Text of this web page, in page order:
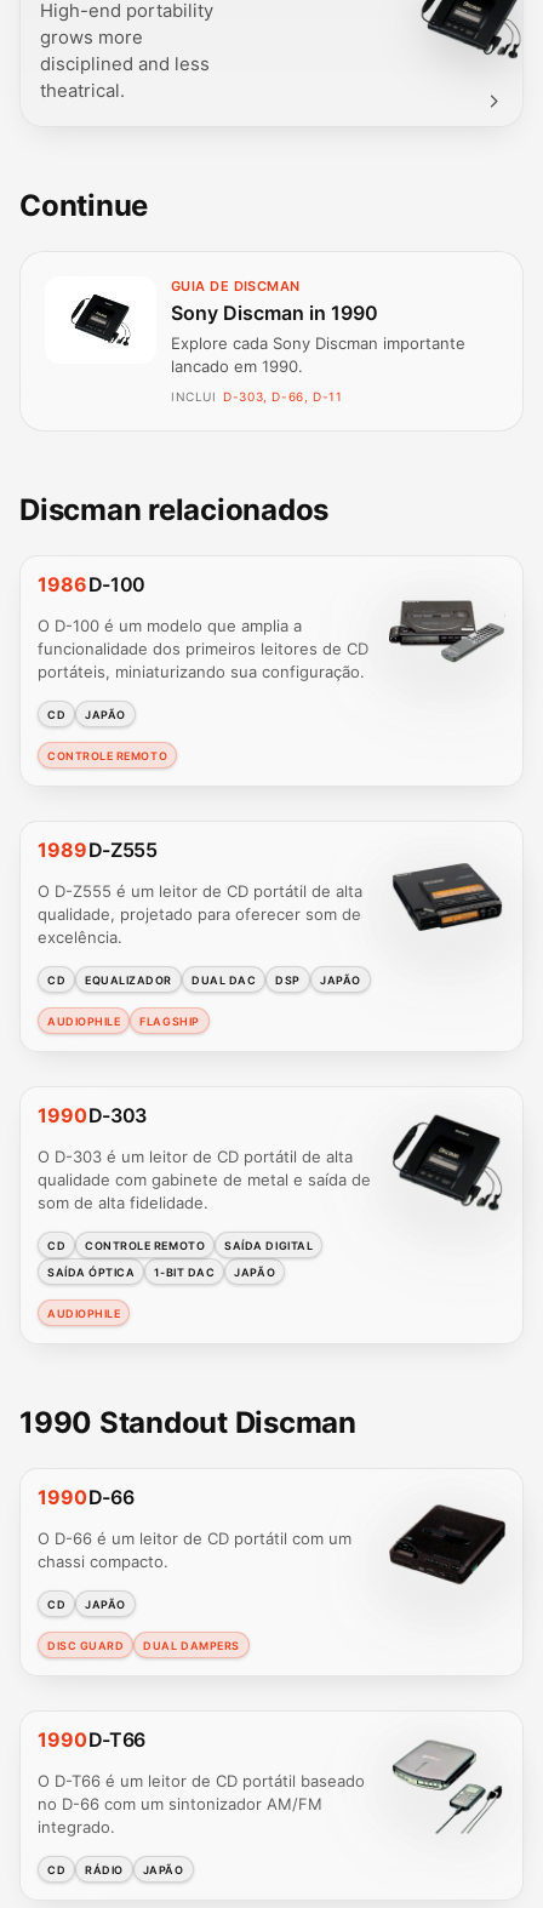
High-end portability
grows more
disciplined and less
theatrical.
Continue
GUIA DE DISCMAN
Sony Discman in 1990
Explore cada Sony Discman importante
lancado em 1990.
INCLUI D-303, D-66, D-11
Discman relacionados
1986D-100
O D-100 é um modelo que amplia a
funcionalidade dos primeiros leitores de CD
portáteis, miniaturizando sua configuração.
CD JAPÃO
CONTROLE REMOTO
1989D-Z555
O D-Z555 é um leitor de CD portátil de alta
qualidade, projetado para oferecer som de
excelência.
CD EQUALIZADOR DUAL DAC DSP JAPÃO
AUDIOPHILE FLAGSHIP
1990D-303
O D-303 é um leitor de CD portátil de alta
qualidade com gabinete de metal e saída de
som de alta fidelidade.
CD CONTROLE REMOTO
SAÍDA DIGITAL
SAÍDA ÓPTICA
1-BIT DAC JAPÃO
AUDIOPHILE
1990 Standout Discman
1990D-66
O D-66 é um leitor de CD portátil com um
chassi compacto.
CD JAPÃO
DISC GUARD DUAL DAMPERS
1990D-T66
O D-T66 é um leitor de CD portátil baseado
no D-66 com um sintonizador AM/FM
integrado.
CD RÁDIO JAPÃO